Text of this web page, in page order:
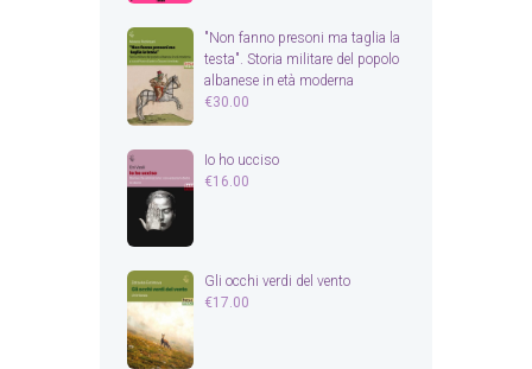
"Non fanno presoni ma taglia la
testa". Storia militare del popolo
albanese in età moderna
€30.00
Io ho ucciso
€16.00
Gli occhi verdi del vento
€17.00